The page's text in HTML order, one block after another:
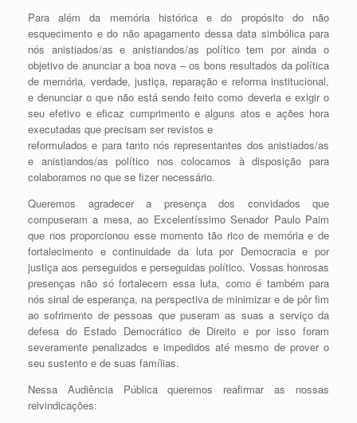
Para além da memória histórica e do propósito do não
esquecimento e do não apagamento dessa data simbólica para
nós anistiados/as e anistiandos/as político tem por ainda o
objetivo de anunciar a boa nova – os bons resultados da política
de memória, verdade, justiça, reparação e reforma institucional,
e denunciar o que não está sendo feito como deveria e exigir o
seu efetivo e eficaz cumprimento e alguns atos e ações hora
executadas que precisam ser revistos e
reformulados e para tanto nós representantes dos anistiados/as
e anistiandos/as político nos colocamos à disposição para
colaboramos no que se fizer necessário.
Queremos agradecer a presença dos convidados que
compuseram a mesa, ao Excelentíssimo Senador Paulo Paim
que nos proporcionou esse momento tão rico de memória e de
fortalecimento e continuidade da luta por Democracia e por
justiça aos perseguidos e perseguidas político. Vossas honrosas
presenças não só fortalecem essa luta, como é também para
nós sinal de esperança, na perspectiva de minimizar e de pôr fim
ao sofrimento de pessoas que puseram as suas a serviço da
defesa do Estado Democrático de Direito e por isso foram
severamente penalizados e impedidos até mesmo de prover o
seu sustento e de suas famílias.
Nessa Audiência Pública queremos reafirmar as nossas
reivindicações: